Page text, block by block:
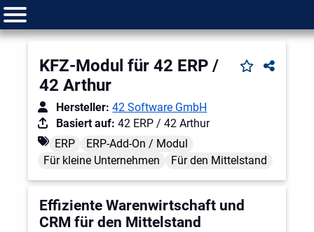
KFZ-Modul für 42 ERP /
42 Arthur
Hersteller: 42 Software GmbH
Basiert auf: 42 ERP / 42 Arthur
ERP
ERP-Add-On / Modul
Für kleine Unternehmen
Für den Mittelstand
Effiziente Warenwirtschaft und
CRM für den Mittelstand